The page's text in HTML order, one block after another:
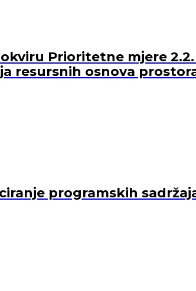
Prioritetne mjere
osnova prostora
programskih